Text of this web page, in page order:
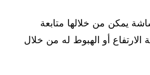
يمكن من خلالها متابعة
الارتفاع أو الهبوط له من خلال